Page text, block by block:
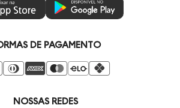
DE PAGAMENTO
NOSSAS REDES